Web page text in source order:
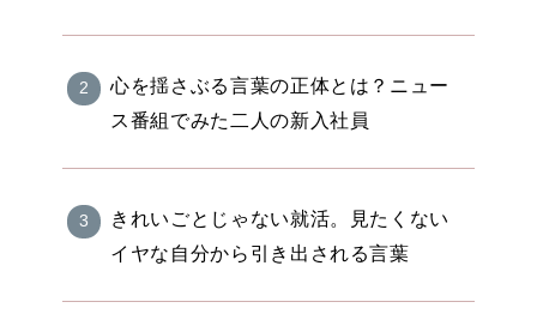
心を揺さぶる言葉の正体とは？ニュー
ス番組でみた二人の新入社員
きれいごとじゃない就活。見たくない
イヤな自分から引き出される言葉